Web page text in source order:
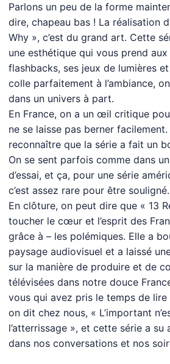
Parlons un peu de la forme
dire, chapeau bas ! La réalisation
Why », c’est du grand art. Cette
une esthétique qui vous prend
flashbacks, ses jeux de lumières
colle parfaitement à l’ambiance,
dans un univers à part.
En France, on a un œil critique
ne se laisse pas berner
reconnaître que la série a fait un
On se sent parfois comme dans
d’essai, et ça, pour une série
c’est assez rare pour être souligné.
En clôture, on peut dire que « 13
toucher le cœur et l’esprit des
grâce à – les polémiques. Elle a
paysage audiovisuel et a laissé
sur la manière de produire et de
télévisées dans notre douce
vous qui avez pris le temps de lire
on dit chez nous, « L’important
l’atterrissage », et cette série a
dans nos conversations et nos